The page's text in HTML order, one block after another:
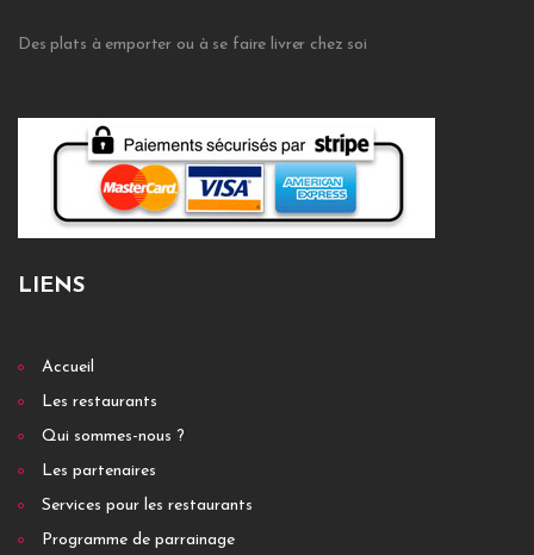
Des plats à emporter ou à se faire livrer chez soi
LIENS
Accueil
Les restaurants
Qui sommes-nous ?
Les partenaires
Services pour les restaurants
Programme de parrainage